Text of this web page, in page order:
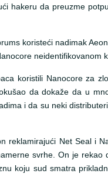
hakeru da preuzme
koristeći nadimak
neidentifikovanom
koristili Nanocore za
da dokaže da u
i da su neki
reklamirajući Net Seal i
svrhe. On je rekao
koju sud smatra